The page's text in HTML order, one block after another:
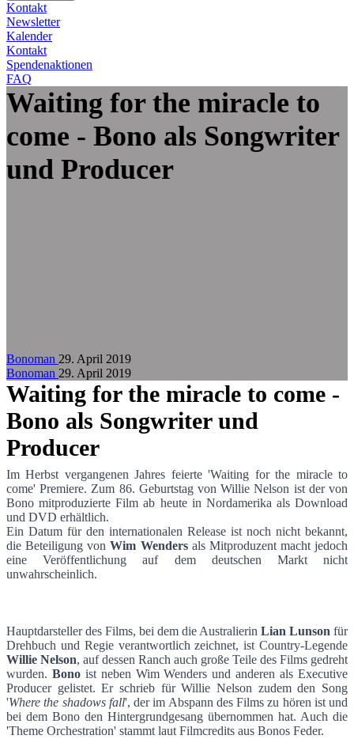
Kontakt
Newsletter
Kalender
Kontakt
Spendenaktionen
FAQ
Zum Hauptinhalt springen
Waiting for the miracle to
come - Bono als Songwriter
und Producer
Bonoman 29. April 2019
Bonoman 29. April 2019
Waiting for the miracle to come -
Bono als Songwriter und
Producer
Waiting for the miracle to come - Bono
Im Herbst vergangenen Jahres feierte 'Waiting for the miracle to
come' Premiere. Zum 86. Geburtstag von Willie Nelson ist der von
Bono mitproduzierte Film ab heute in Nordamerika als Download
und DVD erhältlich.
Ein Datum für den internationalen Release ist noch nicht bekannt,
die Beteiligung vonWim Wendersals Mitproduzent macht jedoch
eine Veröffentlichung auf dem deutschen Markt nicht
unwahrscheinlich.
Hauptdarsteller des Films, bei dem die Australierin Lian Lunson für
Drehbuch und Regie verantwortlich zeichnet, ist Country-Legende
Willie Nelson, auf dessen Ranch auch große Teile des Films gedreht
wurden. Bonoist neben Wim Wenders und anderen als Executive
Producer gelistet. Er schrieb für Willie Nelson zudem den Song
'Where the shadows fall', der im Abspann des Films zu hören ist und
bei dem Bono den Hintergrundgesang übernommen hat. Auch die
'Theme Orchestration' stammt laut Filmcredits aus Bonos Feder.